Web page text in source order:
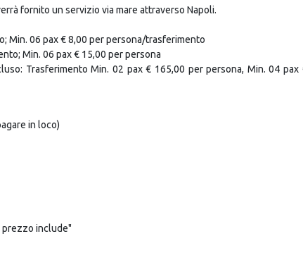
tedesco
fornito un servizio via mare attraverso Napoli.
Min. 06 pax € 8,00 per persona/trasferimento
Min. 06 pax € 15,00 per persona
Trasferimento Min. 02 pax € 165,00 per persona, Min. 04 pax €
in loco)
include"